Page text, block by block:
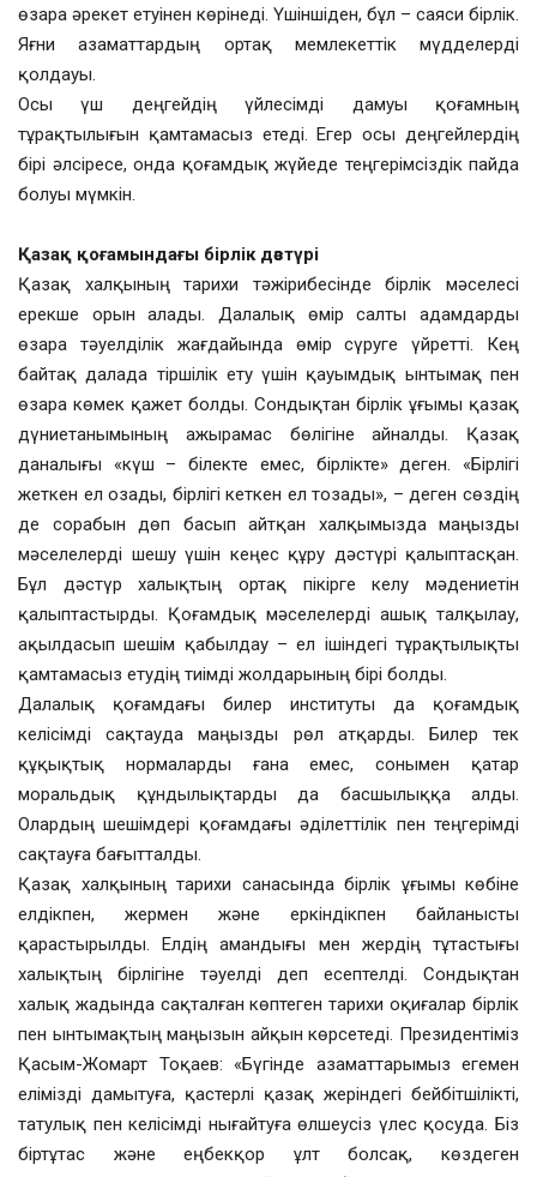
өзара әрекет етуінен көрінеді. Үшіншіден, бұл – саяси бірлік.
Яғни азаматтардың ортақ мемлекеттік мүдделерді
қолдауы.
Осы үш деңгейдің үйлесімді дамуы қоғамның
тұрақтылығын қамтамасыз етеді. Егер осы деңгейлердің
бірі әлсіресе, онда қоғамдық жүйеде теңгерімсіздік пайда
болуы мүмкін.
Қазақ қоғамындағы бірлік дәстүрі
Қазақ халқының тарихи тәжірибесінде бірлік мәселесі
ерекше орын алады. Далалық өмір салты адамдарды
өзара тәуелділік жағдайында өмір сүруге үйретті. Кең
байтақ далада тіршілік ету үшін қауымдық ынтымақ пен
өзара көмек қажет болды. Сондықтан бірлік ұғымы қазақ
дүниетанымының ажырамас бөлігіне айналды. Қазақ
даналығы «күш – білекте емес, бірлікте» деген. «Бірлігі
жеткен ел озады, бірлігі кеткен ел тозады», – деген сөздің
де сорабын дөп басып айтқан халқымызда маңызды
мәселелерді шешу үшін кеңес құру дәстүрі қалыптасқан.
Бұл дәстүр халықтың ортақ пікірге келу мәдениетін
қалыптастырды. Қоғамдық мәселелерді ашық талқылау,
ақылдасып шешім қабылдау – ел ішіндегі тұрақтылықты
қамтамасыз етудің тиімді жолдарының бірі болды.
Далалық қоғамдағы билер институты да қоғамдық
келісімді сақтауда маңызды рөл атқарды. Билер тек
құқықтық нормаларды ғана емес, сонымен қатар
моральдық құндылықтарды да басшылыққа алды.
Олардың шешімдері қоғамдағы әділеттілік пен теңгерімді
сақтауға бағытталды.
Қазақ халқының тарихи санасында бірлік ұғымы көбіне
елдікпен, жермен және еркіндікпен байланысты
қарастырылды. Елдің амандығы мен жердің тұтастығы
халықтың бірлігіне тәуелді деп есептелді. Сондықтан
халық жадында сақталған көптеген тарихи оқиғалар бірлік
пен ынтымақтың маңызын айқын көрсетеді. Президентіміз
Қасым-Жомарт Тоқаев: «Бүгінде азаматтарымыз егемен
елімізді дамытуға, қастерлі қазақ жеріндегі бейбітшілікті,
татулық пен келісімді нығайтуға өлшеусіз үлес қосуда. Біз
біртұтас және еңбекқор ұлт болсақ, көздеген